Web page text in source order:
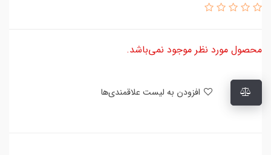
محصول مورد نظر موجود نمی‌باشد.